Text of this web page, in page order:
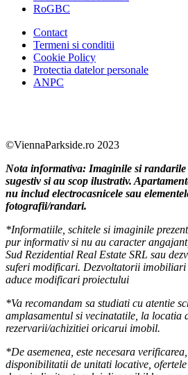
RoGBC
Contact
Termeni si conditii
Cookie Policy
Protectia datelor personale
ANPC
©ViennaParkside.ro 2023
Nota informativa: Imaginile si randarile
sugestiv si au scop ilustrativ.
nu includ electrocasnicele sau
fotografii/randari.
*Informatiile, schitele si imaginile
pur informativ si nu au caracter
Sud Rezidential Real Estate SRL sau
suferi modificari. Dezvoltatorii imobiliari
aduce modificari proiectului
*Va recomandam sa studiati cu atentie
amplasamentul si vecinatatile, la locatia
rezervarii/achizitiei oricarui imobil.
*De asemenea, este necesara
disponibilitatii de unitati locative,